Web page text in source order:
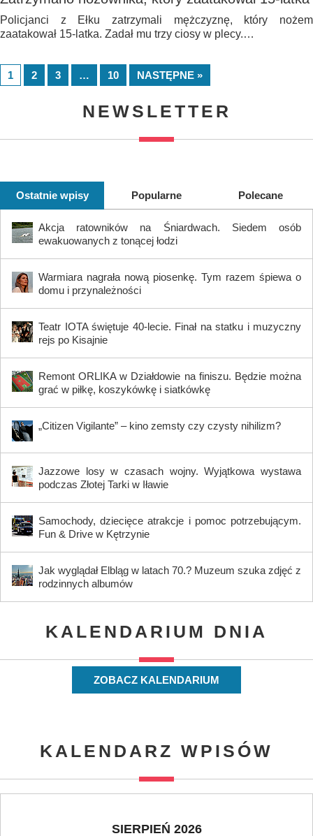
Policjanci z Ełku zatrzymali mężczyznę, który nożem
zaatakował 15-latka. Zadał mu trzy ciosy w plecy.…
1 2 3 … 10 NASTĘPNE »
NEWSLETTER
Ostatnie wpisy Popularne Polecane
Akcja ratowników na Śniardwach. Siedem osób
ewakuowanych z tonącej łodzi
Warmiara nagrała nową piosenkę. Tym razem śpiewa o
domu i przynależności
Teatr IOTA świętuje 40-lecie. Finał na statku i muzyczny
rejs po Kisajnie
Remont ORLIKA w Działdowie na finiszu. Będzie można
grać w piłkę, koszykówkę i siatkówkę
„Citizen Vigilante” – kino zemsty czy czysty nihilizm?
Jazzowe losy w czasach wojny. Wyjątkowa wystawa
podczas Złotej Tarki w Iławie
Samochody, dziecięce atrakcje i pomoc potrzebującym.
Fun & Drive w Kętrzynie
Jak wyglądał Elbląg w latach 70.? Muzeum szuka zdjęć z
rodzinnych albumów
KALENDARIUM DNIA
ZOBACZ KALENDARIUM
KALENDARZ WPISÓW
SIERPIEŃ 2026